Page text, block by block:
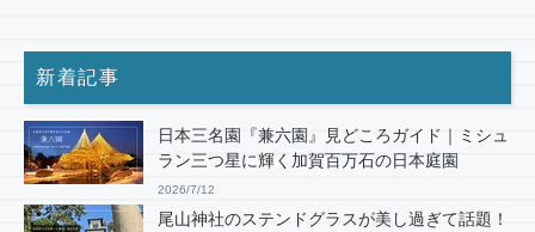
新着記事
日本三名園『兼六園』見どころガイド｜ミシュ
ラン三つ星に輝く加賀百万石の日本庭園
2026/7/12
尾山神社のステンドグラスが美し過ぎて話題！